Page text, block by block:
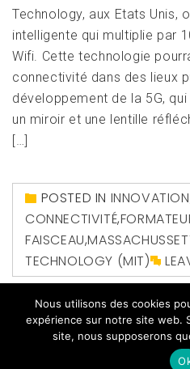
Technology, aux Etats Unis,
intelligente qui multiplie par
Wifi. Cette technologie
connectivité dans des lieux
développement de la 5G,
un miroir et une lentille
[…]
POSTED IN INNOVATION
CONNECTIVITÉ,
FAISCEAU,
TECHNOLOGY (MIT)
Nous utilisons des cookies
expérience sur notre site web.
site, nous supposerons